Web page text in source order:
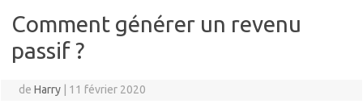
Comment générer un revenu
passif ?
de Harry 11 février 2020